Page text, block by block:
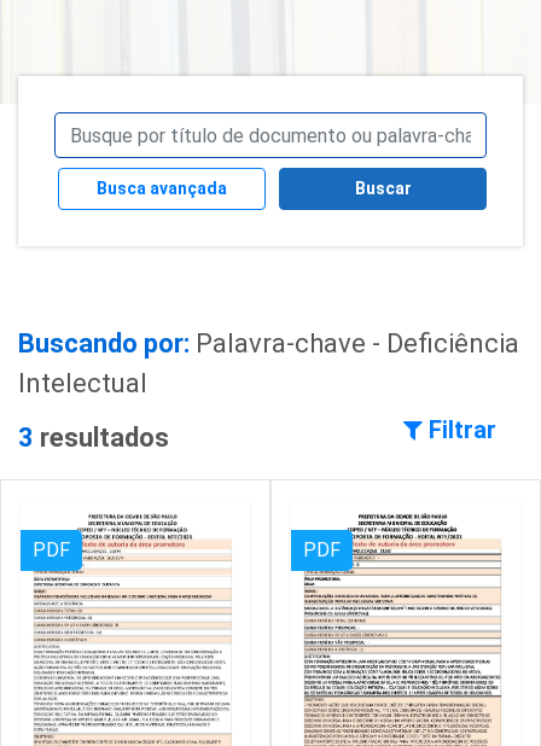
Busca avançada Buscar
Buscando por: Palavra-chave - Deficiência
Intelectual
3 resultados Filtrar
PDF PDF